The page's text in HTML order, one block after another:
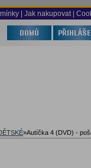
Jak nakupovat |
»Autíčka 4 (DVD) -